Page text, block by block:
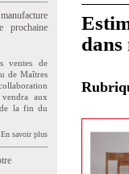
prochaine
ventes de
de Maîtres
aux
de la fin du
savoir plus
dans